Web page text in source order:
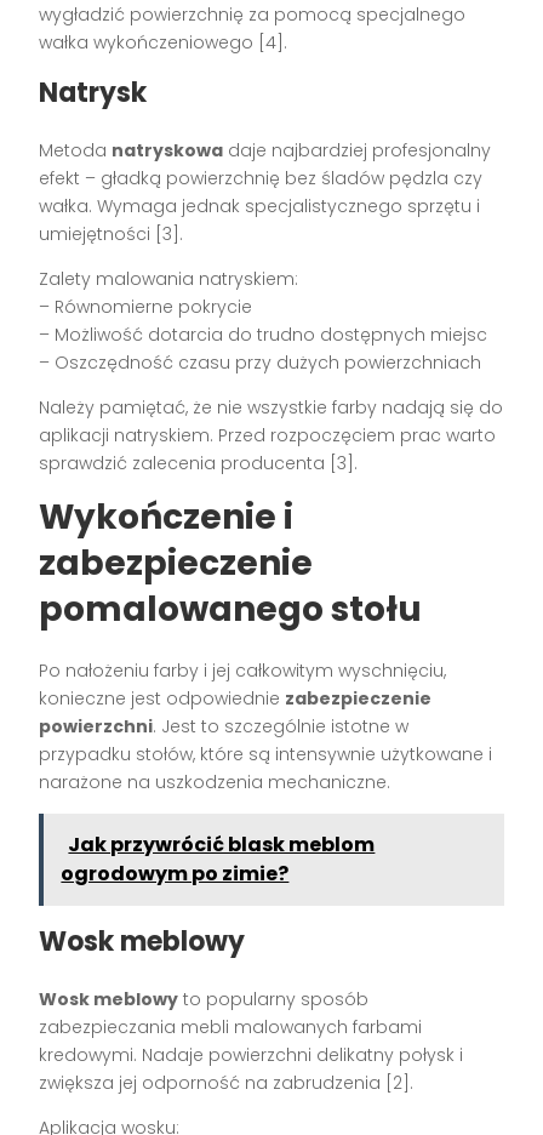
wygładzić powierzchnię za pomocą specjalnego
wałka wykończeniowego [4].
Natrysk
Metoda natryskowa daje najbardziej profesjonalny
efekt – gładką powierzchnię bez śladów pędzla czy
wałka. Wymaga jednak specjalistycznego sprzętu i
umiejętności [3].
Zalety malowania natryskiem:
– Równomierne pokrycie
– Możliwość dotarcia do trudno dostępnych miejsc
– Oszczędność czasu przy dużych powierzchniach
Należy pamiętać, że nie wszystkie farby nadają się do
aplikacji natryskiem. Przed rozpoczęciem prac warto
sprawdzić zalecenia producenta [3].
Wykończenie i
zabezpieczenie
pomalowanego stołu
Po nałożeniu farby i jej całkowitym wyschnięciu,
konieczne jest odpowiednie zabezpieczenie
powierzchni. Jest to szczególnie istotne w
przypadku stołów, które są intensywnie użytkowane i
narażone na uszkodzenia mechaniczne.
Jak przywrócić blask meblom
ogrodowym po zimie?
Wosk meblowy
Wosk meblowy to popularny sposób
zabezpieczania mebli malowanych farbami
kredowymi. Nadaje powierzchni delikatny połysk i
zwiększa jej odporność na zabrudzenia [2].
Aplikacja wosku: